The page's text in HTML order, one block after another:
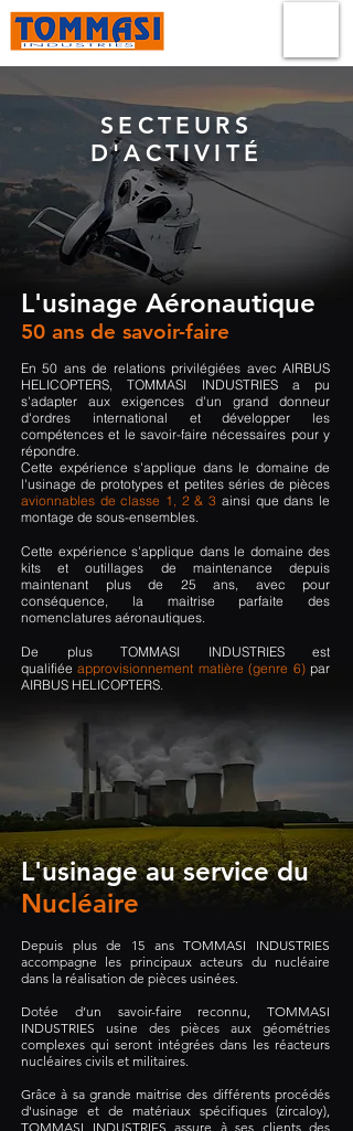
SECTEURS
D'ACTIVITÉ
L'usinage Aéronautique
En 50 ans de relations privilégiées avec AIRBUS
HELICOPTERS, TOMMASI INDUSTRIES a pu
s'adapter aux exigences d'un grand donneur
d'ordres international et développer les
compétences et le savoir-faire nécessaires pour y
répondre.
Cette expérience s'applique dans le domaine de
l'usinage de prototypes et petites séries de pièces
avionnables de classe 1, 2 & 3 ainsi que dans le
montage de sous-ensembles.
Cette expérience s'applique dans le domaine des
kits et outillages de maintenance depuis
maintenant plus de 25 ans, avec pour
conséquence, la maitrise parfaite des
nomenclatures aéronautiques.
De plus TOMMASI INDUSTRIES est
qualifiéeapprovisionnement matière (genre 6)par
AIRBUS HELICOPTERS.
50 ans de savoir-faire
L'usinage au service du
Nucléaire
Depuis plus de 15 ans TOMMASI INDUSTRIES
accompagne les principaux acteurs du nucléaire
dans la réalisation de pièces usinées.
Dotée d’un savoir-faire reconnu, TOMMASI
INDUSTRIES usine des pièces aux géométries
complexes qui seront intégrées dans les réacteurs
nucléaires civils et militaires.
Grâce à sa grande maitrise des différents procédés
d'usinage et de matériaux spécifiques (zircaloy),
TOMMASI INDUSTRIES assure à ses clients des